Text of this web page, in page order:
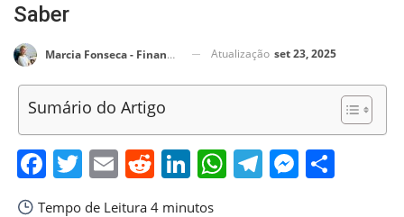
Saber
Marcia Fonseca - Financial Consultant Atualização set 23, 2025
Sumário do Artigo
Facebook
Twitter
EmailReddit
LinkedIn
WhatsApp
Telegram
Tempo de Leitura 4 minutos